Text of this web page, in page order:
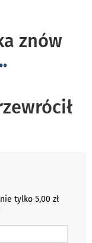
znów
tylko 5,00 zł